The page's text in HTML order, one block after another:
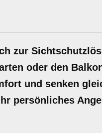
zur
oder den
und senken
persönliches